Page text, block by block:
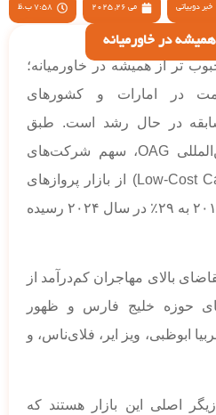
خبر دوبیاتی می 26, 2025 7:58 ب.ظ
در خاورمیانه
تر از همیشه در خاورمیانه؛
در امارات و کشورهای
در حال رشد است. طبق
گزارش جدید مؤسسه بین‌المللی OAG، سهم شرکت‌های
هواپیمایی اقتصادی (Low-Cost Carriers) از بازار پروازهای
منطقه‌ای از ۱۳٪ در سال ۲۰۱۴ به ۲۹٪ در سال ۲۰۲۴ رسیده
بالای مهاجران کم‌درآمد از
حوزه خلیج فارس و ظهور
ابوظبی، ویز ایر، فلای‌ناس، و
اصلی این بازار هستند که